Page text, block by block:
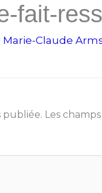
fait-
Marie-Claude
publiée. Les